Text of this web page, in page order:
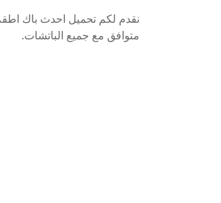
متوافق مع جميع الباتشات.